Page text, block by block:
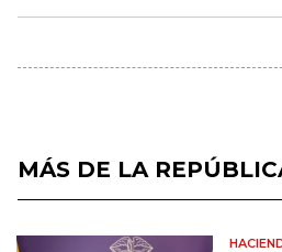
MÁS DE LA